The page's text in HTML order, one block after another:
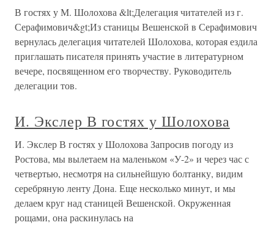
В гостях у М. Шолохова &lt;Делегация читателей из г.
Серафимович&gt;Из станицы Вешенской в Серафимович
вернулась делегация читателей Шолохова, которая ездила
приглашать писателя принять участие в литературном
вечере, посвященном его творчеству. Руководитель
делегации тов.
И. Экслер В гостях у Шолохова
И. Экслер В гостях у Шолохова Запросив погоду из
Ростова, мы вылетаем на маленьком «У-2» и через час с
четвертью, несмотря на сильнейшую болтанку, видим
серебряную ленту Дона. Еще несколько минут, и мы
делаем круг над станицей Вешенской. Окруженная
рощами, она раскинулась на